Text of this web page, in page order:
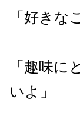
「好き
「趣味
いよ」